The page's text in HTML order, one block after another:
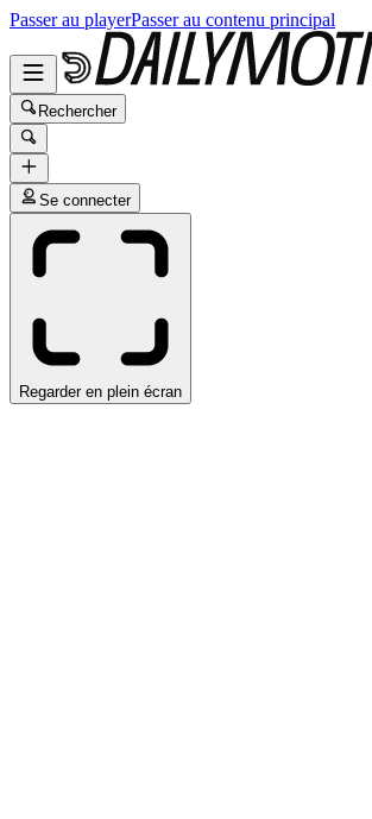
Passer au playerPasser au contenu principal
Rechercher
Se connecter
Regarder en plein écran